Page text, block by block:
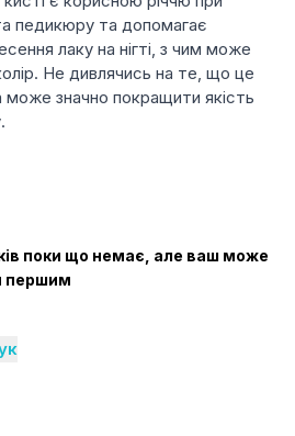
педикюру та допомагає
лаку на нігті, з чим може
Не дивлячись на те, що це
значно покращити якість
поки що немає, але ваш може
першим